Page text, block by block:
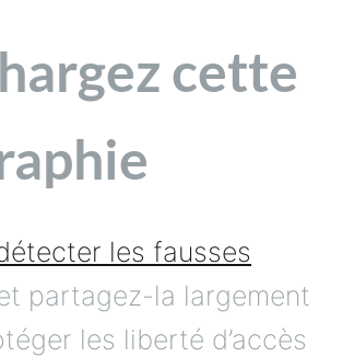
cette
les fausses
partagez-la largement
les liberté d’accès